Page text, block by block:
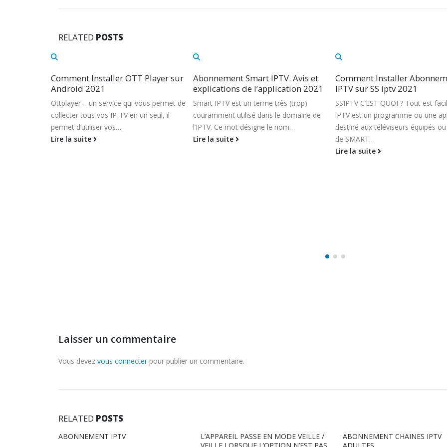
RELATED POSTS
Abonnement Smart IPTV. Avis et
explications de l’application 2021
Smart IPTV est un terme très (trop)
couramment utilisé dans le domaine de
l’IPTV. Ce mot désigne le nom…
Lire la suite
Comment Installer Abonnement
IPTV sur SS iptv 2021
SSIPTV C’EST QUOI ? Tout est facile SS
iPTV est un programme ou une application
destiné aux téléviseurs équipés ou porteurs
de SMART…
Comment Installer
IPTV Sur GSE SMart IPTV
Nous allons vous expliquer
utiliser votre abonnement Smart
Premium sur l’application GSE
disponible pour iphone…
Lire la suite
Laisser un commentaire
Vous devez vous connecterpour publier un commentaire.
RELATED POSTS
L’APPAREIL PASSE EN MODE VEILLE /
ABONNEMENT CHAINES IPTV
IRON IPTV PREMIUM Code 12